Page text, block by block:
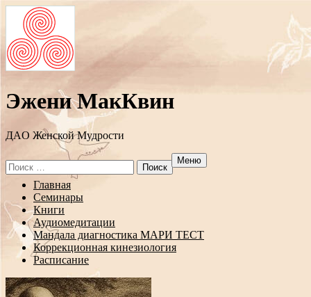
Эжени МакКвин
ДAO Женской Мудрости
Search
for:
Меню
Перейти
содержанию
Главная
Семинары
Книги
Аудиомедитации
Мандала диагностика МАРИ ТЕСТ
Коррекционная кинезиология
Расписание